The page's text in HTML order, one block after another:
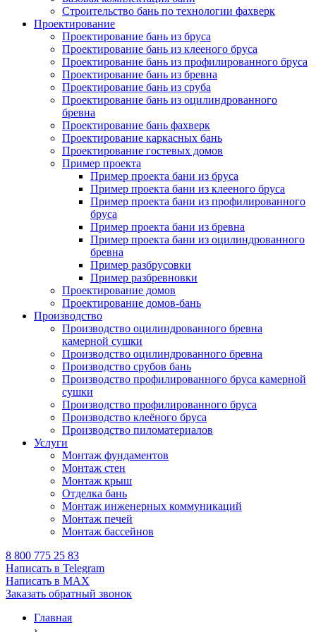
Строительство бань по технологии фахверк
Проектирование
Проектирование бань из бруса
Проектирование бань из клееного бруса
Проектирование бань из профилированного бруса
Проектирование бань из бревна
Проектирование бань из сруба
Проектирование бань из оцилиндрованного
бревна
Проектирование бань фахверк
Проектирование каркасных бань
Проектирование гостевых домов
Пример проекта
Пример проекта бани из бруса
Пример проекта бани из клееного бруса
Пример проекта бани из профилированного
бруса
Пример проекта бани из бревна
Пример проекта бани из оцилиндрованного
бревна
Пример разбрусовки
Пример разбревновки
Проектирование домов
Проектирование домов-бань
Производство
Производство оцилиндрованного бревна
камерной сушки
Производство оцилиндрованного бревна
Производство срубов бань
Производство профилированного бруса камерной
сушки
Производство профилированного бруса
Производство клеёного бруса
Производство пиломатериалов
Услуги
Монтаж фундаментов
Монтаж стен
Монтаж крыш
Отделка бань
Монтаж инженерных коммуникаций
Монтаж печей
Монтаж бассейнов
8 800 775 25 83
Написать в Telegram
Написать в MAX
Заказать обратный звонок
Главная